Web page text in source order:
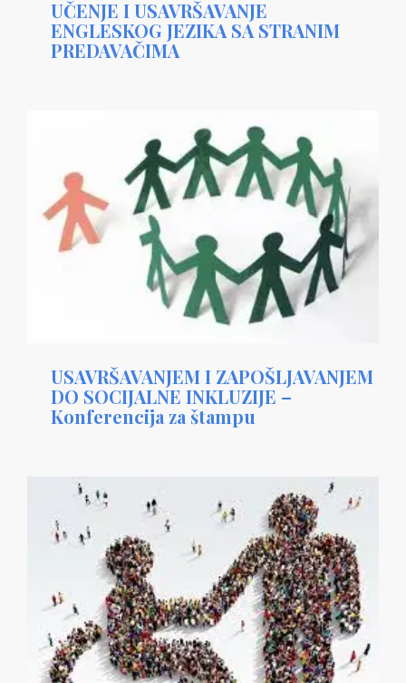
UČENJE I USAVRŠAVANJE
ENGLESKOG JEZIKA SA STRANIM
PREDAVAČIMA
USAVRŠAVANJEM I ZAPOŠLJAVANJEM
DO SOCIJALNE INKLUZIJE –
Konferencija za štampu